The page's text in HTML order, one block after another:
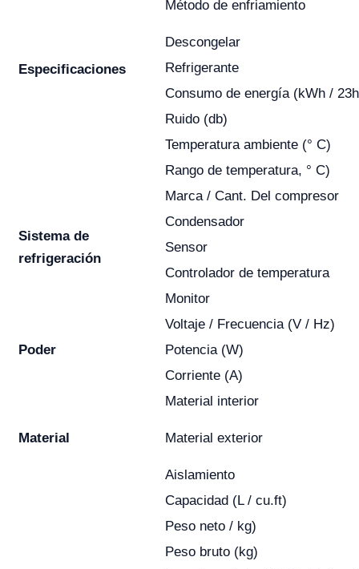
Especificaciones
Método de enfriamiento
Descongelar
Refrigerante
Consumo de energía (kWh /
Ruido (db)
Temperatura ambiente (° C)
Rango de temperatura, ° C)
Sistema de
refrigeración
Marca / Cant. Del compresor
Condensador
Sensor
Controlador de temperatura
Monitor
Poder
Voltaje / Frecuencia (V / Hz)
Potencia (W)
Corriente (A)
Material
Material interior
Material exterior
Aislamiento
Capacidad (L / cu.ft)
Peso neto / kg)
Peso bruto (kg)